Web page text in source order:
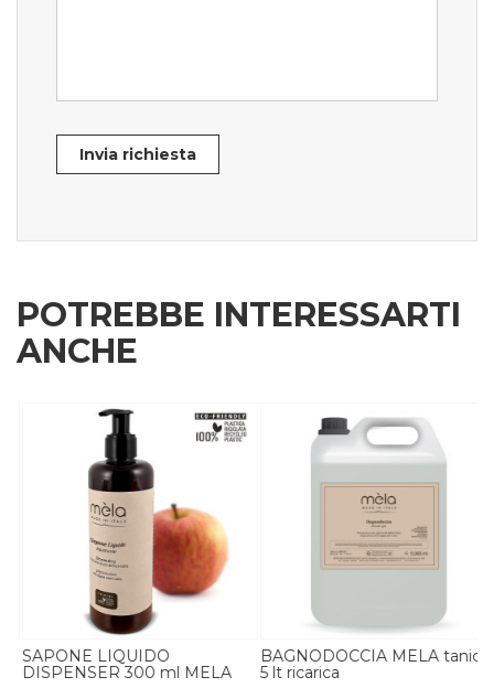
Invia richiesta
POTREBBE INTERESSARTI
ANCHE
SAPONE LIQUIDO
DISPENSER 300 ml MELA
BAGNODOCCIA MELA tanica
5 lt ricarica